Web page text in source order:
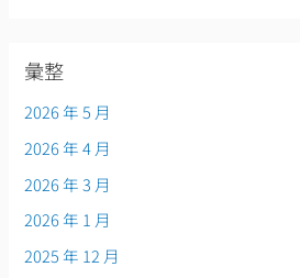
彙整
2026 年 5 月
2026 年 4 月
2026 年 3 月
2026 年 1 月
2025 年 12 月